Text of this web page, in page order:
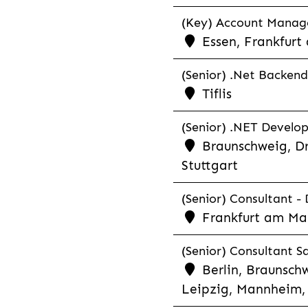
(Key) Account
Essen,
(Senior) .Net
Tiflis
(Senior) .NET
Braunschweig,
Stuttgart
(Senior) Consultant -
Frankfurt am
(Senior) Consultant
Berlin,
Leipzig,